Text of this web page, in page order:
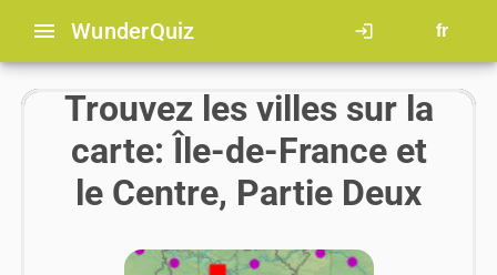
menu WunderQuiz login fr
Trouvez les villes sur la
carte: Île-de-France et
le Centre, Partie Deux